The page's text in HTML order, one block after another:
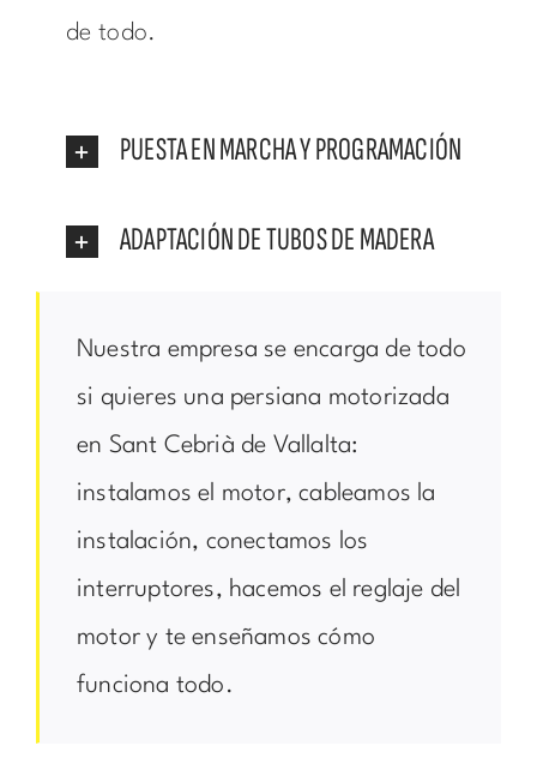
de todo.
PUESTA EN MARCHA Y PROGRAMACIÓN
ADAPTACIÓN DE TUBOS DE MADERA
Nuestra empresa se encarga de todo
si quieres una persiana motorizada
en Sant Cebrià de Vallalta:
instalamos el motor, cableamos la
instalación, conectamos los
interruptores, hacemos el reglaje del
motor y te enseñamos cómo
funciona todo.